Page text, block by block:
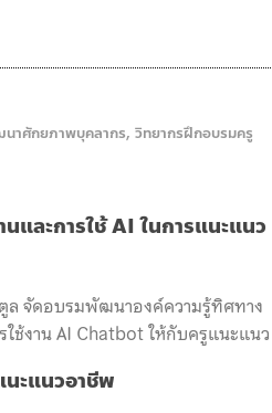
าศักยภาพบุคลากร, วิทยากรฝึกอบรมครู
และการใช้ AI ในการแนะแนว
ล จัดอบรมพัฒนาองค์ความรู้ทิศทาง
ช้งาน AI Chatbot ให้กับครูแนะแนว
นะแนวอาชีพ